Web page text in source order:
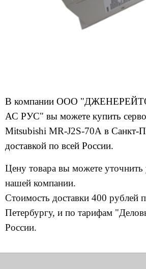
В компании ООО
АС РУС" вы можете купить
Mitsubishi MR-J2S-70A в Санкт-
доставкой по всей России.
Цену товара вы можете
нашей компании.
Стоимость доставки 400 рублей
Петербургу, и по тарифам
России.